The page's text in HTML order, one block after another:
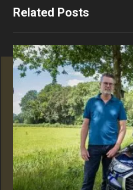
Related Posts